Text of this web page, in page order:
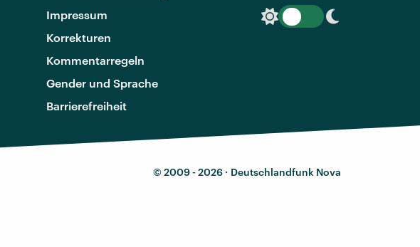
Impressum
Korrekturen
Kommentarregeln
Gender und Sprache
Barrierefreiheit
© 2009 - 2026 · Deutschlandfunk Nova